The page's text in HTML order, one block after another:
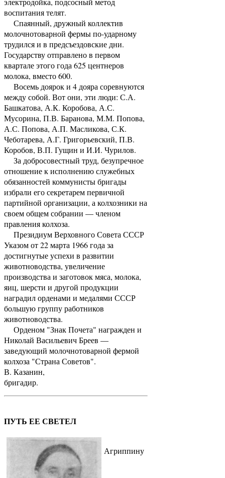
воспитания телят.
Спаянный, дружный коллектив
молочнотоварной фермы по-ударному
трудился и в предсъездовские дни.
Государству отправлено в первом
квартале этого года 625 центнеров
молока, вместо 600.
Восемь доярок и 4 дояра соревнуются
между собой. Вот они, эти люди: С.А.
Башкатова, А.К. Коробова, А.С.
Мусорина, П.В. Баранова, М.М. Попова,
А.С. Попова, А.П. Масликова, С.К.
Чеботарева, А.Г. Григорьевский, П.В.
Коробов, В.П. Гущин и И.И. Чурилов.
За добросовестный труд, безупречное
отношение к исполнению служебных
обязанностей коммунисты бригады
избрали его секретарем первичной
партийной организации, а колхозники на
своем общем собрании — членом
правления колхоза.
Президиум Верховного Совета СССР
Указом от 22 марта 1966 года за
достигнутые успехи в развитии
животноводства, увеличение
производства и заготовок мяса, молока,
яиц, шерсти и другой продукции
наградил орденами и медалями СССР
большую группу работников
животноводства.
Орденом "Знак Почета" награжден и
Николай Васильевич Бреев —
заведующий молочнотоварной фермой
колхоза "Страна Советов".
В. Казанин,
бригадир.
ПУТЬ ЕЕ СВЕТЕЛ
Агриппину